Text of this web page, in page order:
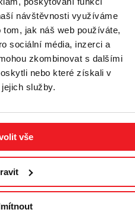
návštěvnosti využíváme
jak náš web používáte,
sociální média, inzerci a
zkombinovat s dalšími
nebo které získali v
služby.
vše
Adult +12 - suché